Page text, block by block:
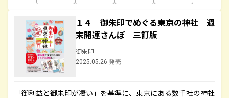
１４ 御朱印でめぐる東京の神社 週
末開運さんぽ 三訂版
御朱印
2025.05.26 発売
「御利益と御朱印が凄い」を基準に、東京にある数千社の神社